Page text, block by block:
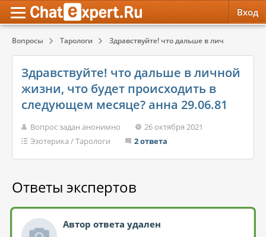
Вход
Вопросы Тарологи Здравствуйте! что дальше в личной жизни,
Здравствуйте! что дальше в личной
жизни, что будет происходить в
следующем месяце? анна 29.06.81
Вопрос задан анонимно
26 октября 2021
Эзотерика /Тарологи 2 ответа
Ответы экспертов
Автор ответа удален
Психология
Эзотерика
Красота, Здоровье
Психология
Эзотерика
Красота, Здоровье
Обратная связь
Служба поддержки
Правила сервиса